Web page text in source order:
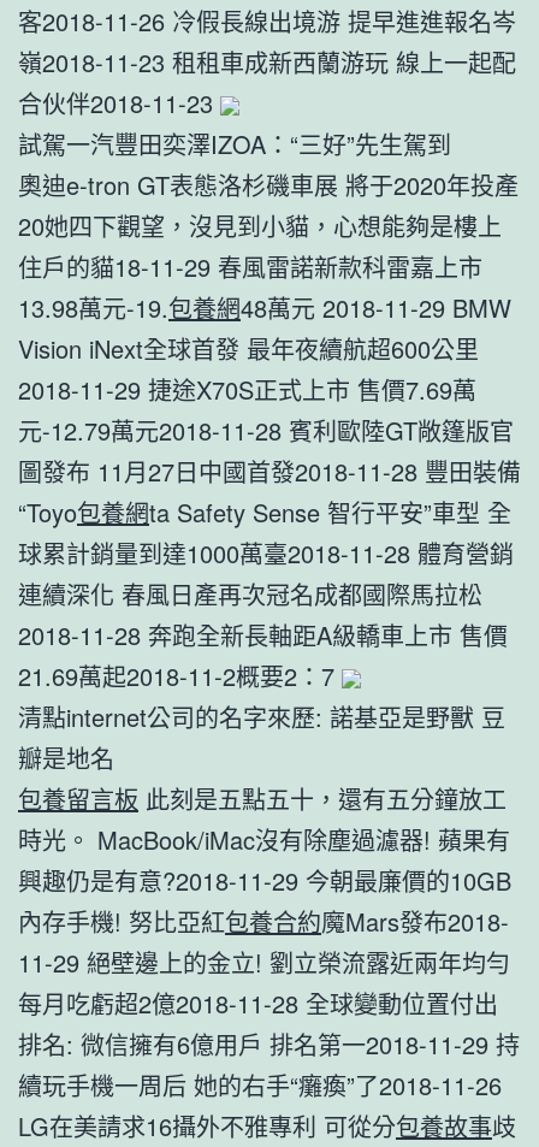
客2018-11-26 冷假長線出境游 提早進進報名岑
嶺2018-11-23 租租車成新西蘭游玩 線上一起配
合伙伴2018-11-23
試駕一汽豐田奕澤IZOA：“三好”先生駕到
奧迪e-tron GT表態洛杉磯車展 將于2020年投產
20她四下觀望，沒見到小貓，心想能夠是樓上
住戶的貓18-11-29 春風雷諾新款科雷嘉上市
13.98萬元-19.包養網48萬元 2018-11-29 BMW
Vision iNext全球首發 最年夜續航超600公里
2018-11-29 捷途X70S正式上市 售價7.69萬
元-12.79萬元2018-11-28 賓利歐陸GT敞篷版官
圖發布 11月27日中國首發2018-11-28 豐田裝備
“Toyo包養網ta Safety Sense 智行平安”車型 全
球累計銷量到達1000萬臺2018-11-28 體育營銷
連續深化 春風日產再次冠名成都國際馬拉松
2018-11-28 奔跑全新長軸距A級轎車上市 售價
21.69萬起2018-11-2概要2：7
清點internet公司的名字來歷: 諾基亞是野獸 豆
瓣是地名
包養留言板 此刻是五點五十，還有五分鐘放工
時光。 MacBook/iMac沒有除塵過濾器! 蘋果有
興趣仍是有意?2018-11-29 今朝最廉價的10GB
內存手機! 努比亞紅包養合約魔Mars發布2018-
11-29 絕壁邊上的金立! 劉立榮流露近兩年均勻
每月吃虧超2億2018-11-28 全球變動位置付出
排名: 微信擁有6億用戶 排名第一2018-11-29 持
續玩手機一周后 她的右手“癱瘓”了2018-11-26
LG在美請求16攝外不雅專利 可從分包養故事歧